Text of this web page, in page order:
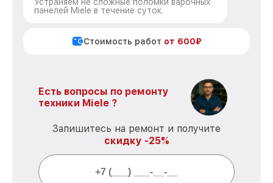
панелей Miele в течение суток.
Стоимость работ от 600₽
Есть вопросы по ремонту
техники Miele ?
Запишитесь на ремонт и получите
скидку -25%